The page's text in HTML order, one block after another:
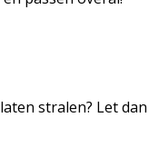
stralen? Let dan